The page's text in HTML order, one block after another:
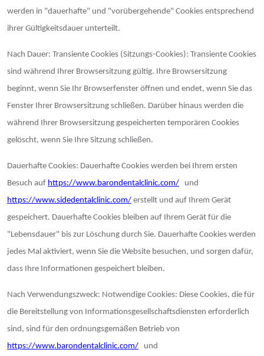
werden in "dauerhafte" und "vorübergehende" Cookies entsprechend
ihrer Gültigkeitsdauer unterteilt.
Nach Dauer: Transiente Cookies (Sitzungs-Cookies): Transiente Cookies
sind während Ihrer Browsersitzung gültig. Ihre Browsersitzung
beginnt, wenn Sie Ihr Browserfenster öffnen und endet, wenn Sie das
Fenster Ihrer Browsersitzung schließen. Darüber hinaus werden die
während Ihrer Browsersitzung gespeicherten temporären Cookies
gelöscht, wenn Sie Ihre Sitzung schließen.
Dauerhafte Cookies: Dauerhafte Cookies werden bei Ihrem ersten
Besuch auf https://www.barondentalclinic.com/ und
https://www.sidedentalclinic.com/ erstellt und auf Ihrem Gerät
gespeichert. Dauerhafte Cookies bleiben auf Ihrem Gerät für die
"Lebensdauer" bis zur Löschung durch Sie. Dauerhafte Cookies werden
jedes Mal aktiviert, wenn Sie die Website besuchen, und sorgen dafür,
dass Ihre Informationen gespeichert bleiben.
Nach Verwendungszweck: Notwendige Cookies: Diese Cookies, die für
die Bereitstellung von Informationsgesellschaftsdiensten erforderlich
sind, sind für den ordnungsgemäßen Betrieb von
https://www.barondentalclinic.com/ und